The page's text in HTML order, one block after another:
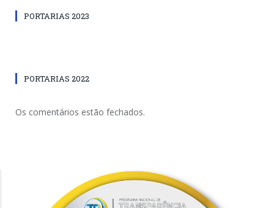
PORTARIAS 2023
PORTARIAS 2022
Os comentários estão fechados.